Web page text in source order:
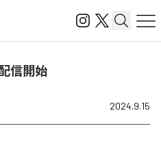
信開始
2024.9.15